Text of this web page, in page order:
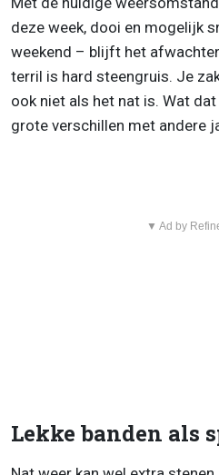
deze week, dooi en mogelijk
weekend – blijft het
terril is hard steengruis. Je
ook niet als het nat is. Wat
grote verschillen met andere
▼ Ad by
Lekke banden als